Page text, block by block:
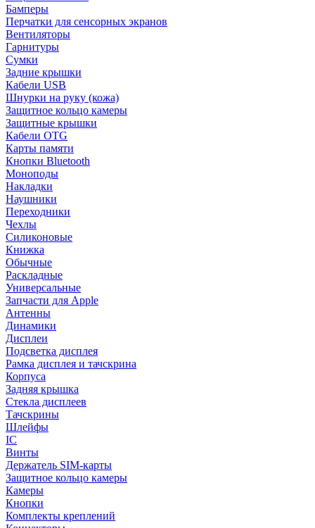
Бамперы
Перчатки для сенсорных экранов
Вентиляторы
Гарнитуры
Сумки
Задние крышки
Кабели USB
Шнурки на руку (кожа)
Защитное кольцо камеры
Защитные крышки
Кабели OTG
Карты памяти
Кнопки Bluetooth
Моноподы
Накладки
Наушники
Переходники
Чехлы
Силиконовые
Книжка
Обычные
Раскладные
Универсальные
Запчасти для Apple
Антенны
Динамики
Дисплеи
Подсветка дисплея
Рамка дисплея и тачскрина
Корпуса
Задняя крышка
Стекла дисплеев
Тачскрины
Шлейфы
IC
Винты
Держатель SIM-карты
Защитное кольцо камеры
Камеры
Кнопки
Комплекты креплений